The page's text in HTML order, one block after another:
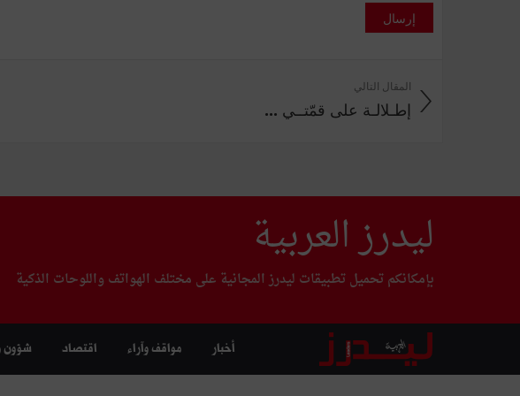
إرسال
المقال التالي
إطـلالـة على قمّتــي ...
ليدرز العربية
بإمكانكم تحميل تطبيقات ليدرز المجانية على مختلف الهواتف واللوحات الذكية
أخبار مواقف وآراء اقتصاد شؤون